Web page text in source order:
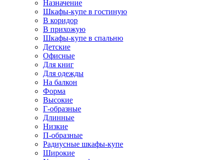
Назначение
Шкафы-купе в гостиную
В коридор
В прихожую
Шкафы-купе в спальню
Детские
Офисные
Для книг
Для одежды
На балкон
Форма
Высокие
Г-образные
Длинные
Низкие
П-образные
Радиусные шкафы-купе
Широкие